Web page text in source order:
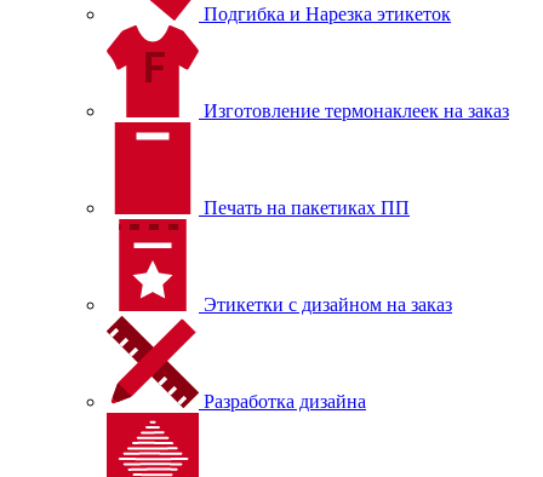
Подгибка и Нарезка этикеток
Изготовление термонаклеек на заказ
Печать на пакетиках ПП
Этикетки с дизайном на заказ
Разработка дизайна